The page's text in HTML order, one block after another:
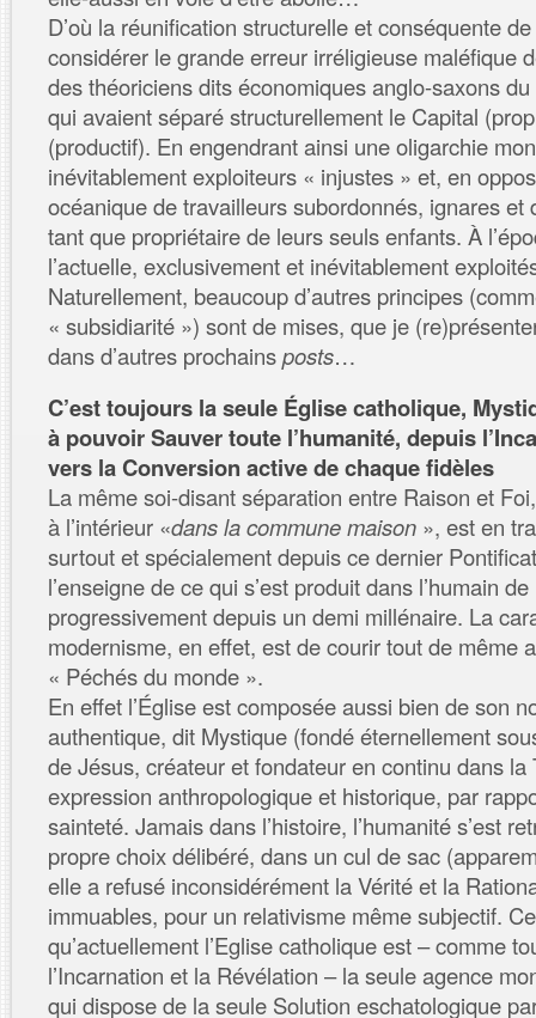
D’où la réunification structurelle et conséquente
considérer le grande erreur irréligieuse maléfique
des théoriciens dits économiques anglo-saxons
qui avaient séparé structurellement le Capital
(productif). En engendrant ainsi une oligarchie
inévitablement exploiteurs « injustes » et, en
océanique de travailleurs subordonnés, ignares et
tant que propriétaire de leurs seuls enfants. À
l’actuelle, exclusivement et inévitablement
Naturellement, beaucoup d’autres principes
« subsidiarité ») sont de mises, que je
dans d’autres prochainsposts…
C’est toujours la seule Église catholique,
à pouvoir Sauver toute l’humanité, depuis
vers la Conversion active de chaque fidèles
La même soi-disant séparation entre Raison et
à l’intérieur «dans la commune maison », est en
surtout et spécialement depuis ce dernier
l’enseigne de ce qui s’est produit dans l’humain
progressivement depuis un demi millénaire. La
modernisme, en effet, est de courir tout de même
« Péchés du monde ».
En effet l’Église est composée aussi bien de son
authentique, dit Mystique (fondé éternellement
de Jésus, créateur et fondateur en continu dans la
expression anthropologique et historique, par
sainteté. Jamais dans l’histoire, l’humanité s’est
propre choix délibéré, dans un cul de sac
elle a refusé inconsidérément la Vérité et la
immuables, pour un relativisme même subjectif.
qu’actuellement l’Eglise catholique est – comme
l’Incarnation et la Révélation – la seule agence
qui dispose de la seule Solution eschatologique